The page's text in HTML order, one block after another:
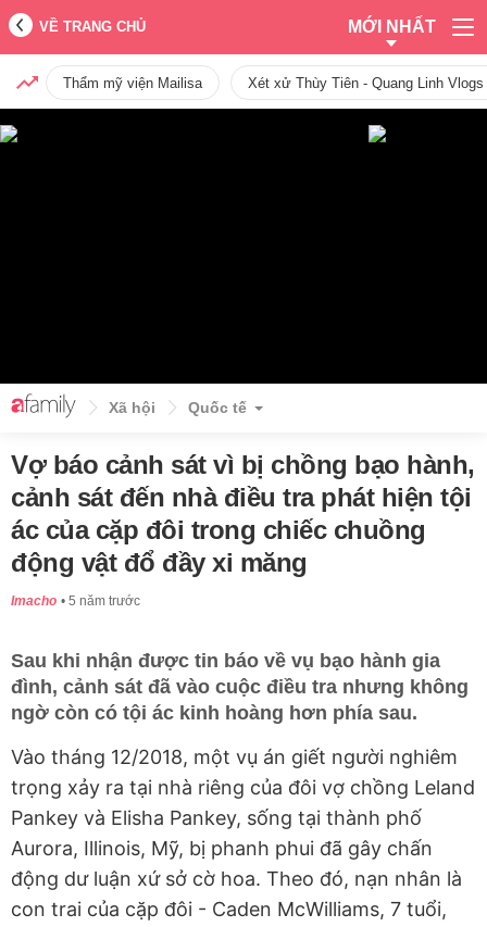
VỀ TRANG CHỦ MỚI NHẤT
Thẩm mỹ viện Mailisa Xét xử Thùy Tiên - Quang Linh
Xã hội Quốc tế
Vợ báo cảnh sát vì bị chồng bạo hành,
cảnh sát đến nhà điều tra phát hiện tội
ác của cặp đôi trong chiếc chuồng
động vật đổ đầy xi măng
Imacho 5 năm trước
Sau khi nhận được tin báo về vụ bạo hành gia
đình, cảnh sát đã vào cuộc điều tra nhưng không
ngờ còn có tội ác kinh hoàng hơn phía sau.
Vào tháng 12/2018, một vụ án giết người nghiêm
trọng xảy ra tại nhà riêng của đôi vợ chồng Leland
Pankey và Elisha Pankey, sống tại thành phố
Aurora, Illinois, Mỹ, bị phanh phui đã gây chấn
động dư luận xứ sở cờ hoa. Theo đó, nạn nhân là
con trai của cặp đôi - Caden McWilliams, 7 tuổi,